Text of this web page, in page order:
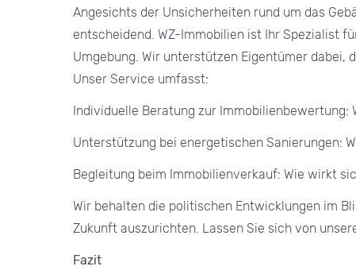
Angesichts der Unsicherheiten rund um das
entscheidend. WZ-Immobilien ist Ihr Spezialist
Umgebung. Wir unterstützen Eigentümer
Unser Service umfasst:
Individuelle Beratung zur Immobilienbewertung:
Unterstützung bei energetischen Sanierungen:
Begleitung beim Immobilienverkauf: Wie wirkt
Wir behalten die politischen Entwicklungen im
Zukunft auszurichten. Lassen Sie sich von
Fazit